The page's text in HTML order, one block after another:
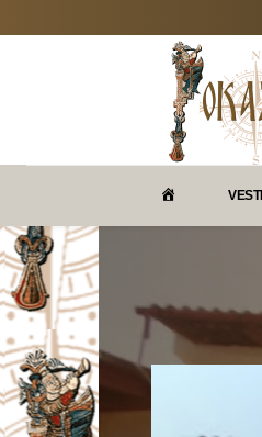
K
VESTI